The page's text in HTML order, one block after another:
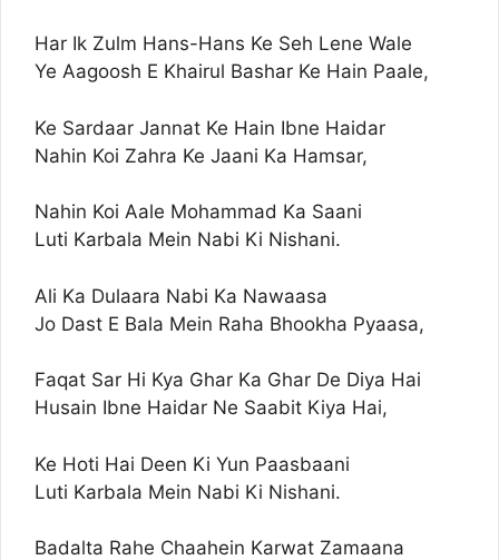
Har Ik Zulm Hans-Hans Ke Seh Lene Wale
Ye Aagoosh E Khairul Bashar Ke Hain Paale,
Ke Sardaar Jannat Ke Hain Ibne Haidar
Nahin Koi Zahra Ke Jaani Ka Hamsar,
Nahin Koi Aale Mohammad Ka Saani
Luti Karbala Mein Nabi Ki Nishani.
Ali Ka Dulaara Nabi Ka Nawaasa
Jo Dast E Bala Mein Raha Bhookha Pyaasa,
Faqat Sar Hi Kya Ghar Ka Ghar De Diya Hai
Husain Ibne Haidar Ne Saabit Kiya Hai,
Ke Hoti Hai Deen Ki Yun Paasbaani
Luti Karbala Mein Nabi Ki Nishani.
Badalta Rahe Chaahein Karwat Zamaana